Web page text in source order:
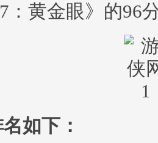
：黄金眼》的96
如下：